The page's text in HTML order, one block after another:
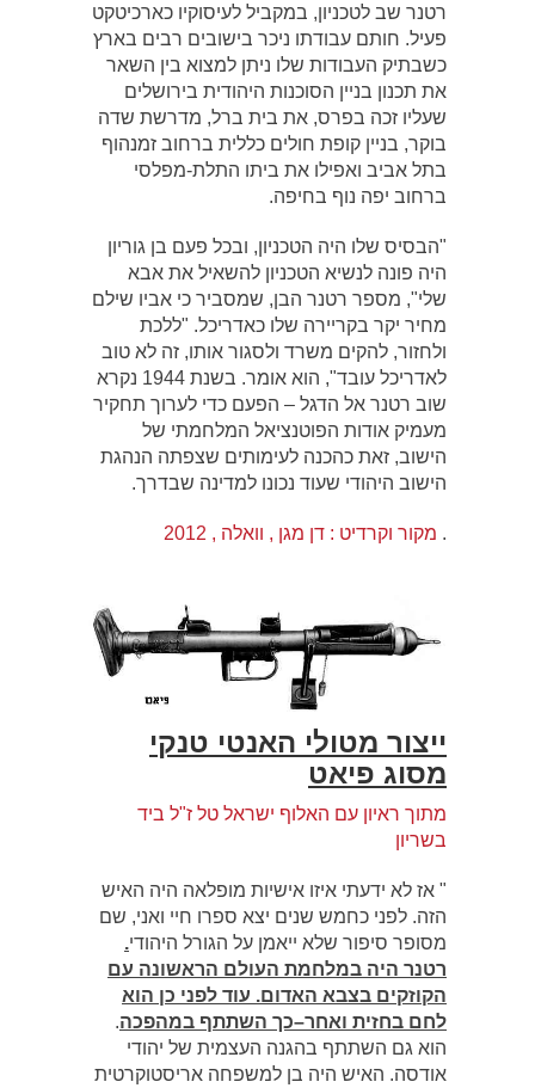
רטנר שב לטכניון, במקביל לעיסוקיו כארכיטקט
פעיל. חותם עבודתו ניכר בישובים רבים בארץ
כשבתיק העבודות שלו ניתן למצוא בין השאר
את תכנון בניין הסוכנות היהודית בירושלים
שעליו זכה בפרס, את בית ברל, מדרשת שדה
בוקר, בניין קופת חולים כללית ברחוב זמנהוף
בתל אביב ואפילו את ביתו התלת-מפלסי
ברחוב יפה נוף בחיפה.
"הבסיס שלו היה הטכניון, ובכל פעם בן גוריון
היה פונה לנשיא הטכניון להשאיל את אבא
שלי", מספר רטנר הבן, שמסביר כי אביו שילם
מחיר יקר בקריירה שלו כאדריכל. "ללכת
ולחזור, להקים משרד ולסגור אותו, זה לא טוב
לאדריכל עובד", הוא אומר. בשנת 1944 נקרא
שוב רטנר אל הדגל – הפעם כדי לערוך תחקיר
מעמיק אודות הפוטנציאל המלחמתי של
הישוב, זאת כהכנה לעימותים שצפתה הנהגת
הישוב היהודי שעוד נכונו למדינה שבדרך.
. מקור וקרדיט : דן מגן , וואלה , 2012
ייצור מטולי האנטי טנקי
מסוג פיאט
מתוך ראיון עם האלוף ישראל טל ז"ל ביד
בשריון
" אז לא ידעתי איזו אישיות מופלאה היה האיש
הזה. לפני כחמש שנים יצא ספרו חיי ואני, שם
מסופר סיפור שלא ייאמן על הגורל היהודי.
רטנר היה במלחמת העולם הראשונה עם
הקוזקים בצבא האדום. עוד לפני כן הוא
לחם בחזית ואחר–כך השתתף במהפכה.
הוא גם השתתף בהגנה העצמית של יהודי
אודסה. האיש היה בן למשפחה אריסטוקרטית